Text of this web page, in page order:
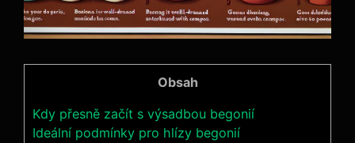
Obsah
Kdy přesně začít s výsadbou begonií
Ideální podmínky pro hlízy begonií